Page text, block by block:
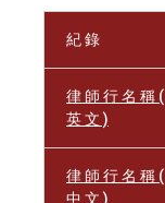
紀 錄
律 師 行 名 稱 (
英 文 )
律 師 行 名 稱 (
中 文 )